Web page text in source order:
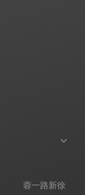
芙 蓉一路新徐